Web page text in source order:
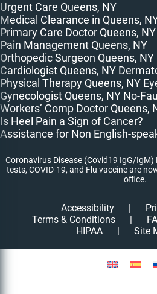
Urgent Care Queens, NY
Medical Clearance in Queens,
Primary Care Doctor Queens, NY
Pain Management Queens, NY
Orthopedic Surgeon Queens, NY
Cardiologist Queens, NY
Physical Therapy Queens, NY
Gynecologist Queens, NY No-
Workers’ Comp Doctor Queens,
Is Heel Pain a Sign of Cancer?
Assistance for Non English-
Coronavirus Disease (Covid19 IgG/
tests, COVID-19, and Flu vaccine are
office.
Accessibility |
Terms & Conditions
|
HIPAA
| Site